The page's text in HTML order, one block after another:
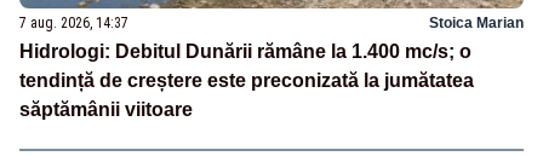
7 aug. 2026, 14:37 Stoica Marian
Hidrologi: Debitul Dunării rămâne la 1.400 mc/s; o
tendință de creștere este preconizată la jumătatea
săptămânii viitoare